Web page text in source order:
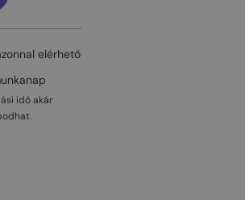
elérhető
idő akár